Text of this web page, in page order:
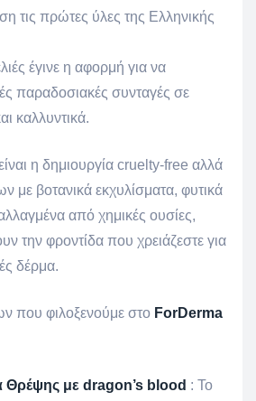
τις πρώτες ύλες της Ελληνικής
έγινε η αφορμή για να
παραδοσιακές συνταγές σε
καλλυντικά.
η δημιουργία cruelty-free αλλά
με βοτανικά εκχυλίσματα, φυτικά
από χημικές ουσίες,
την φροντίδα που χρειάζεστε για
δέρμα.
που φιλοξενούμε στο ForDerma
Θρέψης με dragon’s blood : Το